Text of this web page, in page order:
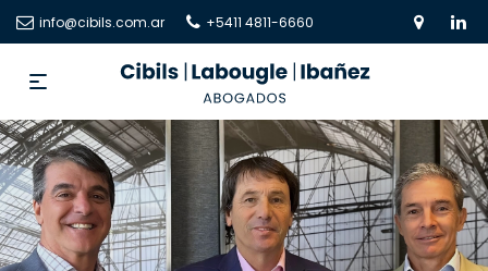
info@cibils.com.ar +5411 4811-6660